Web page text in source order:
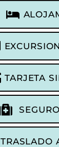
TARJETA
TRASLADO